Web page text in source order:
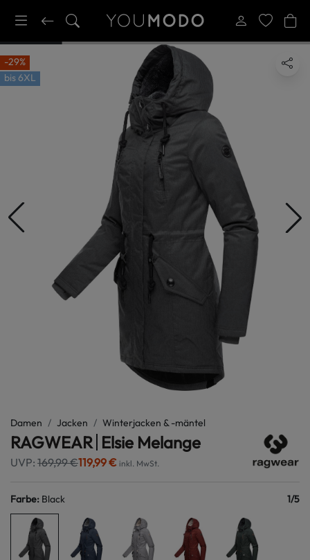
-29%
bis6XL
Damen Jacken Winterjacken & -mäntel
RAGWEAR Elsie Melange
UVP: 169,99 €119,99 € inkl. MwSt.
Farbe: Black 1/5